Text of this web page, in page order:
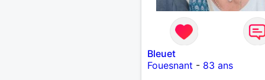
Bleuet
Fouesnant - 83 ans